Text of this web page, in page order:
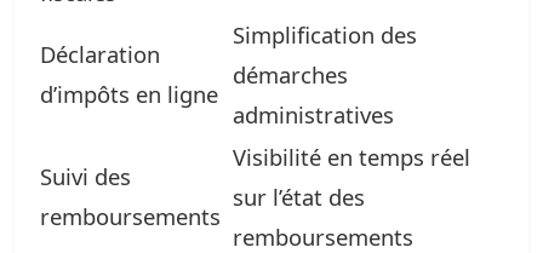
Déclaration
d’impôts en ligne
Simplification des
démarches
administratives
Suivi des
remboursements
Visibilité en temps réel
sur l’état des
remboursements